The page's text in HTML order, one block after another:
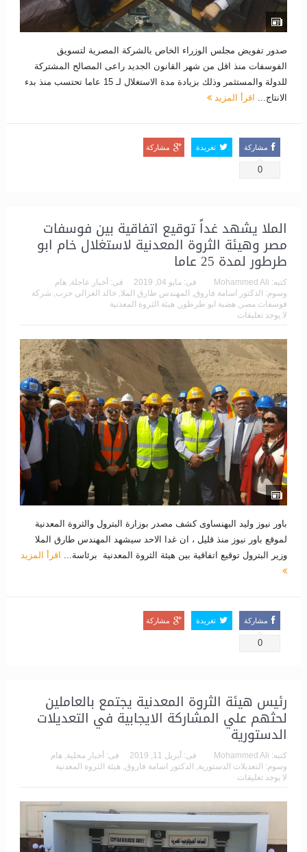
صدور تفويض مجلس الوزراء الخاص بالشركة المصرية لتسويق
الفوسفات منذ اقل من شهر القانون الجديد راعى المصالح المشتركة
للدولة والمستثمر وذلك بزيادة مدة الاستغلال لـ 15 عاما تحتسب منذ بدء
الانتاج... اقرأ المزيد
مشاركة
0
تغريدة مشاركة
الملا يشهد غداً توقيع اتفاقية بين فوسفات
مصر وهيئة الثروة المعدنية لاستغلال خام ابو
طرطور لمدة 25 عاما
كتبه: Mohammed Ali فى: مايو 04, 2019 فى: أخبار عاجلة هام
وسوم: الدكتور اسامة فاروق المهندس طارق الملا خالد الغزالي حرب شركة
فوسفات مصر
هضبة ابو طرطور
هيئة الثروة المعدنية
لا يوجد تعليقات
باور نيوز وليد البهنساوى كشف مصدر بوزارة البترول والثروة المعدنية
لموقع باور نيوز منذ قليل ، ان غدا الاحد سيشهد المهندس طارق الملا
وزير البترول توقيع اتفاقية بين هيئة الثروة المعدنية برئاسة... اقرأ المزيد
مشاركة
0
تغريدة مشاركة
رئيس هيئة الثروة المعدنية يجتمع بالعاملين
لحثهم علي المشاركة الايجابية في التعديلات
الدستورية
كتبه: Mohammed Ali فى: أبريل 11, 2019 فى: أخبار محلية هام
وسوم: التعديلات الدستورية الدكتور اسامة فاروق هيئة الثروة المعدنية
لا يوجد تعليقات